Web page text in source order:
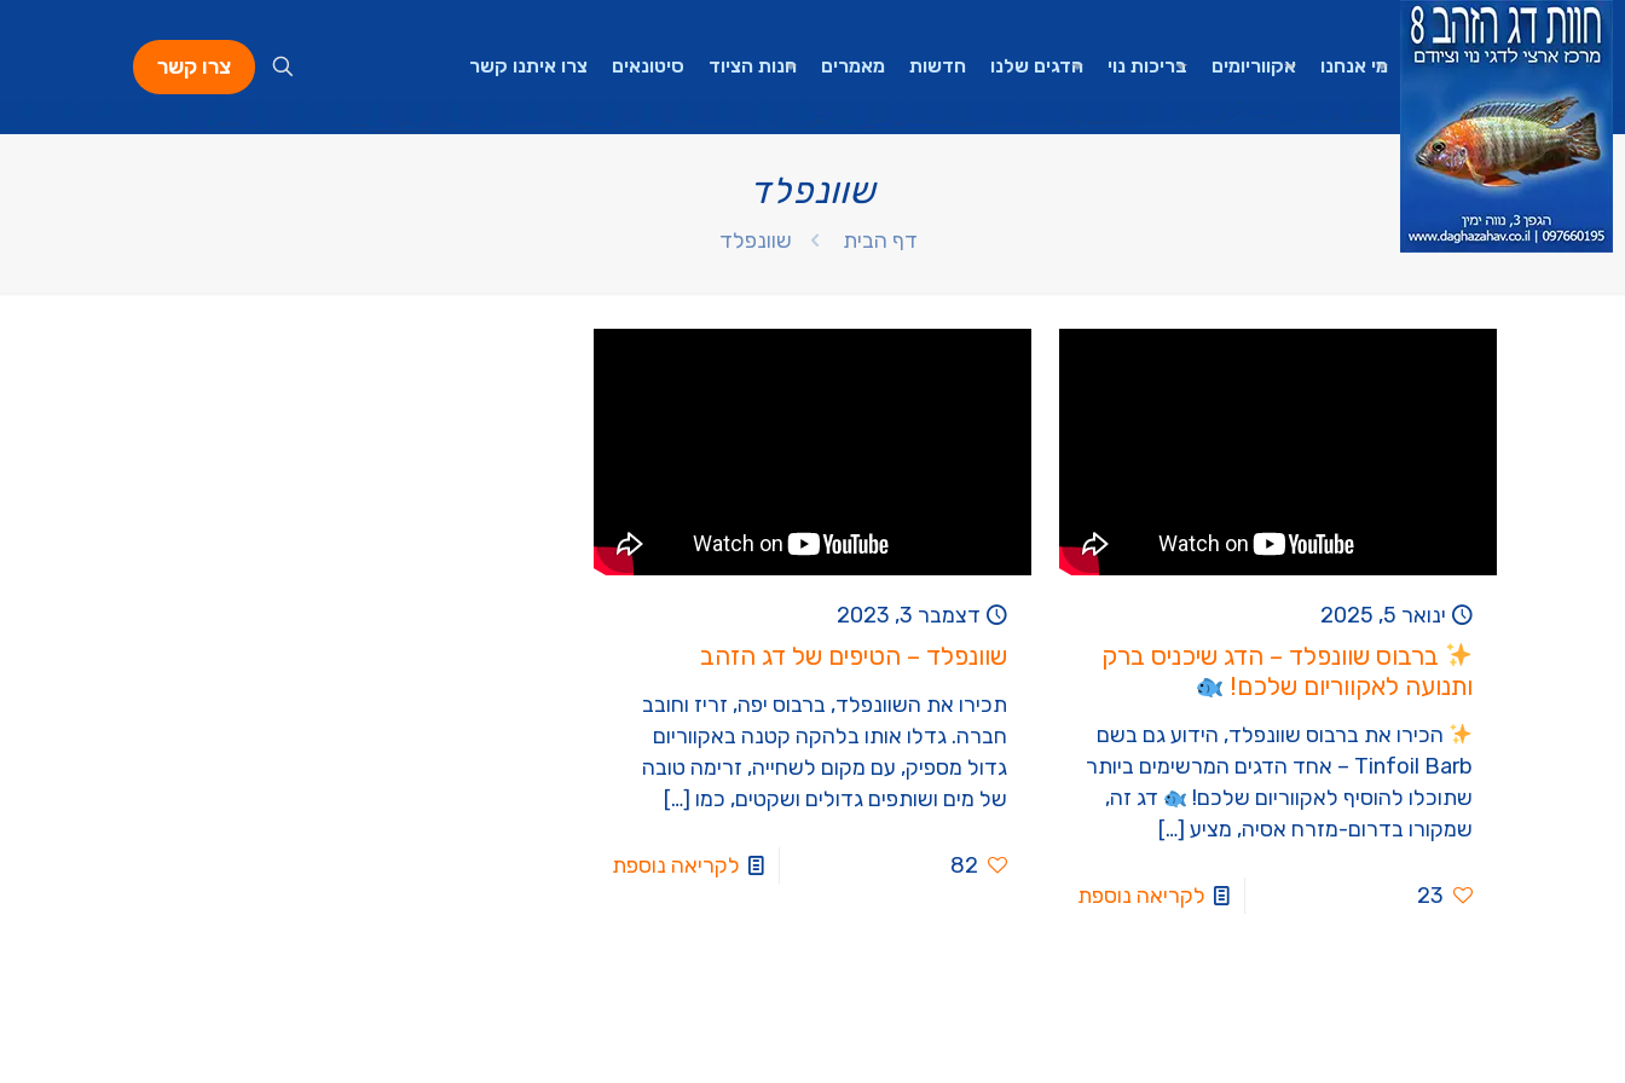
מי אנחנו אקווריומים בריכות נוי הדגים שלנו חדשות מאמרים חנות הציוד סיטונאים צרו איתנו קשר צרו קשר
שוונפלד
דף הבית שוונפלד
ינואר 5, 2025
ברבוס שוונפלד – הדג שיכניס ברק
ותנועה לאקווריום שלכם!
הכירו את ברבוס שוונפלד, הידוע גם בשם
Tinfoil Barb – אחד הדגים המרשימים ביותר
שתוכלו להוסיף לאקווריום שלכם!
דג זה,
שמקורו בדרום-מזרח אסיה, מציע[…]
23 לקריאה נוספת
דצמבר 3, 2023
שוונפלד – הטיפים של דג הזהב
תכירו את השוונפלד, ברבוס יפה, זריז וחובב
חברה. גדלו אותו בלהקה קטנה באקווריום
גדול מספיק, עם מקום לשחייה, זרימה טובה
של מים ושותפים גדולים ושקטים, כמו […]
82 לקריאה נוספת